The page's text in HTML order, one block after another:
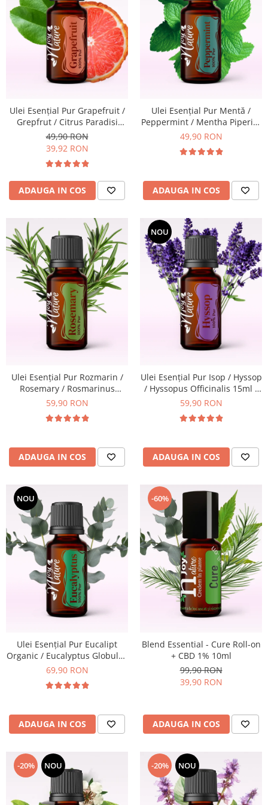
Ulei Esenţial Pur Grapefruit /
Grepfrut / Citrus Paradisi
15ml - Aromaterapie Sigura |
nJoy Nature
49,90 RON
39,92 RON
ADAUGA IN COS
Ulei Esenţial Pur Mentă /
Peppermint / Mentha Piperita
15ml - Aromaterapie Sigura |
49,90 RON
ADAUGA IN COS
Ulei Esențial Pur Rozmarin /
Rosemary / Rosmarinus
Officinalis 15ml -
Nature
59,90 RON
ADAUGA IN COS
NOU
Ulei Esențial Pur Isop / Hyssop
/ Hyssopus Officinalis 15ml -
Aromaterapie Sigura | nJoy
59,90 RON
ADAUGA IN COS
NOU
Ulei Esențial Pur Eucalipt
Organic / Eucalyptus Globulus
15ml - Aromaterapie Sigura |
69,90 RON
ADAUGA IN COS
-60%
Blend Essential - Cure Roll-on
+ CBD 1% 10ml
99,90 RON
39,90 RON
ADAUGA IN COS
-20% NOU -20% NOU